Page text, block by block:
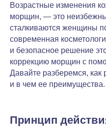
Возрастные изменения
морщин, — это
сталкиваются женщины
современная
и безопасное решение
коррекцию морщин с
Давайте разберемся, как
и в чем ее преимущества.
Принцип